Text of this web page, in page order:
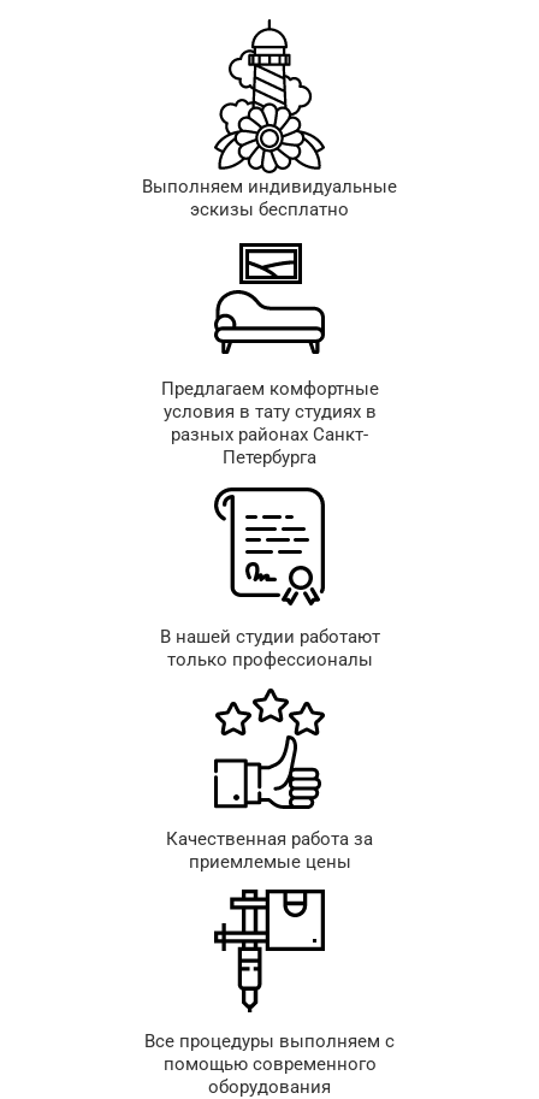
Выполняем индивидуальные
эскизы бесплатно
Предлагаем комфортные
условия в тату студиях в
разных районах Санкт-
Петербурга
В нашей студии работают
только профессионалы
Качественная работа за
приемлемые цены
Все процедуры выполняем с
помощью современного
оборудования